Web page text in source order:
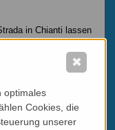
in Chianti lassen
um Greve / Panzano
optimales
Cookies, die
unserer
✖